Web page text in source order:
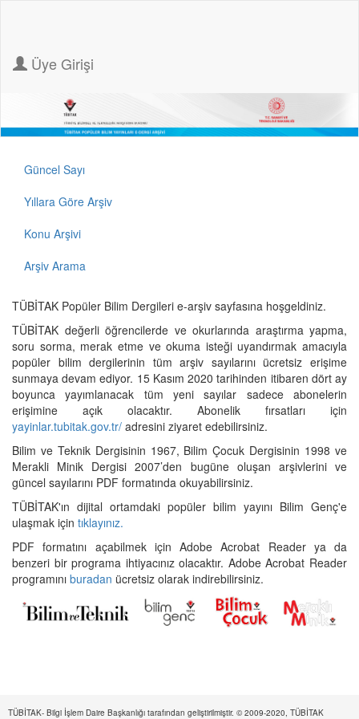
Üye Girişi
Güncel Sayı
Yıllara Göre Arşiv
Konu Arşivi
Arşiv Arama
TÜBİTAK Popüler Bilim Dergileri e-arşiv sayfasına hoşgeldiniz.
TÜBİTAK değerli öğrencilerde ve okurlarında araştırma yapma,
soru sorma, merak etme ve okuma isteği uyandırmak amacıyla
popüler bilim dergilerinin tüm arşiv sayılarını ücretsiz erişime
sunmaya devam ediyor. 15 Kasım 2020 tarihinden itibaren dört ay
boyunca yayımlanacak tüm yeni sayılar sadece abonelerin
erişimine açık olacaktır. Abonelik fırsatları için
yayinlar.tubitak.gov.tr/ adresini ziyaret edebilirsiniz.
Bilim ve Teknik Dergisinin 1967, Bilim Çocuk Dergisinin 1998 ve
Merakli Minik Dergisi 2007’den bugüne oluşan arşivlerini ve
güncel sayılarını PDF formatında okuyabilirsiniz.
TÜBİTAK'ın dijital ortamdaki popüler bilim yayını Bilim Genç'e
ulaşmak için tıklayınız.
PDF formatını açabilmek için Adobe Acrobat Reader ya da
benzeri bir programa ihtiyacınız olacaktır. Adobe Acrobat Reader
programını buradan ücretsiz olarak indirebilirsiniz.
TÜBİTAK- Bilgi İşlem Daire Başkanlığı tarafından geliştirilmiştir. © 2009-2020, TÜBİTAK